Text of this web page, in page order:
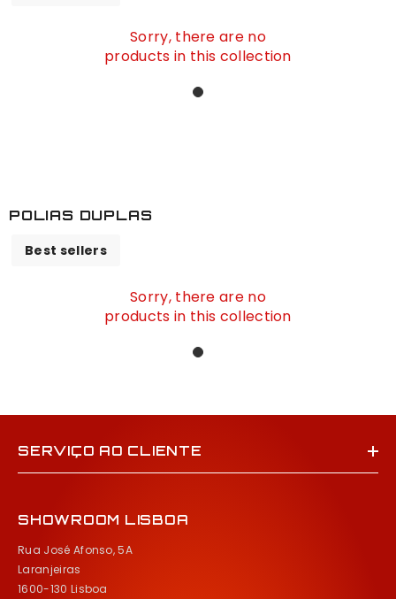
Sorry, there are no
products in this collection
POLIAS DUPLAS
Best sellers
Sorry, there are no
products in this collection
SERVIÇO AO CLIENTE
SHOWROOM LISBOA
Rua José Afonso, 5A
Laranjeiras
1600-130 Lisboa